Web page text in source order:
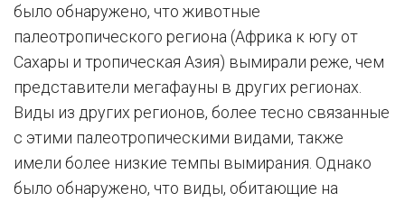
было обнаружено, что животные
палеотропического региона (Африка к югу от
Сахары и тропическая Азия) вымирали реже, чем
представители мегафауны в других регионах.
Виды из других регионов, более тесно связанные
с этими палеотропическими видами, также
имели более низкие темпы вымирания. Однако
было обнаружено, что виды, обитающие на